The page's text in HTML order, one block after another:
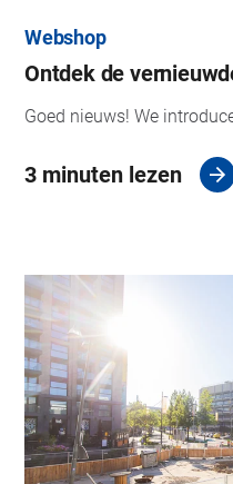
Webshop
Ontdek de
Goed nieuws! We
3 minuten lezen